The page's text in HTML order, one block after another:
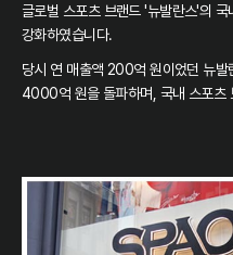
글로벌 스포츠 브랜드 '뉴발란스'의
강화하였습니다.
당시 연 매출액 200억 원이었던 뉴
4000억 원을 돌파하며, 국내 스포츠